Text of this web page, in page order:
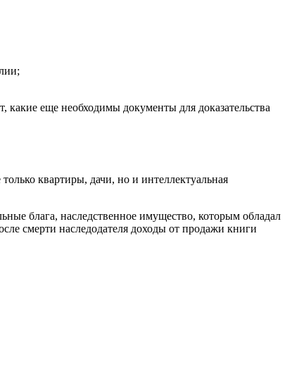
еще необходимы документы для доказательства
квартиры, дачи, но и интеллектуальная
блага, наследственное имущество, которым обладал
смерти наследодателя доходы от продажи книги